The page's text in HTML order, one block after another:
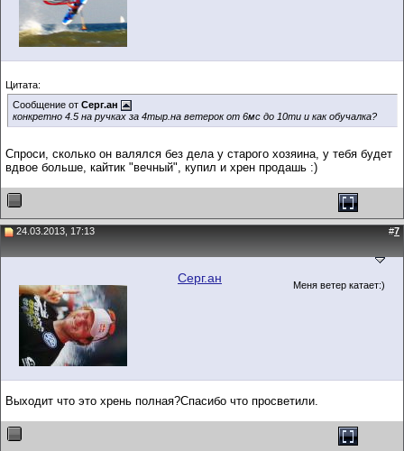
Цитата:
Сообщение от Серг.ан
конкретно 4.5 на ручках за 4тыр.на ветерок от 6мс до 10ти и как обучалка?
Спроси, сколько он валялся без дела у старого хозяина, у тебя будет
вдвое больше, кайтик "вечный", купил и хрен продашь :)
24.03.2013, 17:13 #7
Серг.ан Меня ветер катает:)
Выходит что это хрень полная?Спасибо что просветили.